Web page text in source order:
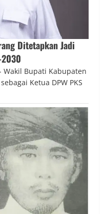
Ditetapkan Jadi
- Wakil Bupati Kabupaten
Ketua DPW PKS